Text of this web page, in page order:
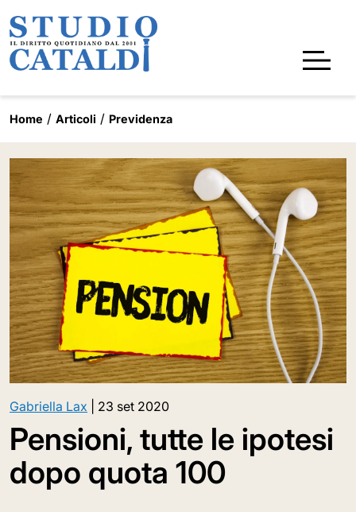
Home Articoli Previdenza
Gabriella Lax 23 set 2020
Pensioni, tutte le ipotesi
dopo quota 100